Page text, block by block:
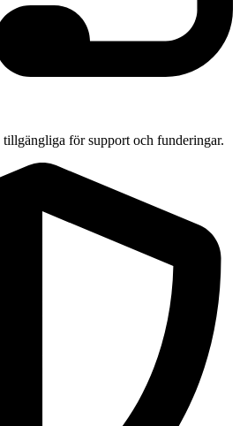
för support och funderingar.